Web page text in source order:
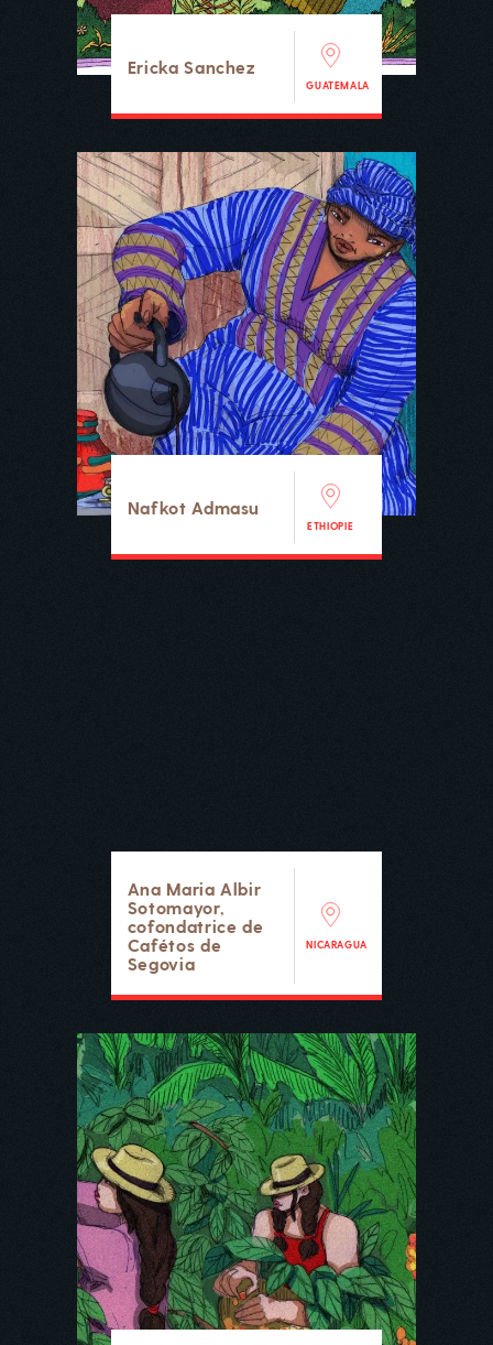
Ericka Sanchez
GUATEMALA
Nafkot Admasu
ETHIOPIE
Ana Maria Albir
Sotomayor,
cofondatrice de
Cafétos de
Segovia
NICARAGUA